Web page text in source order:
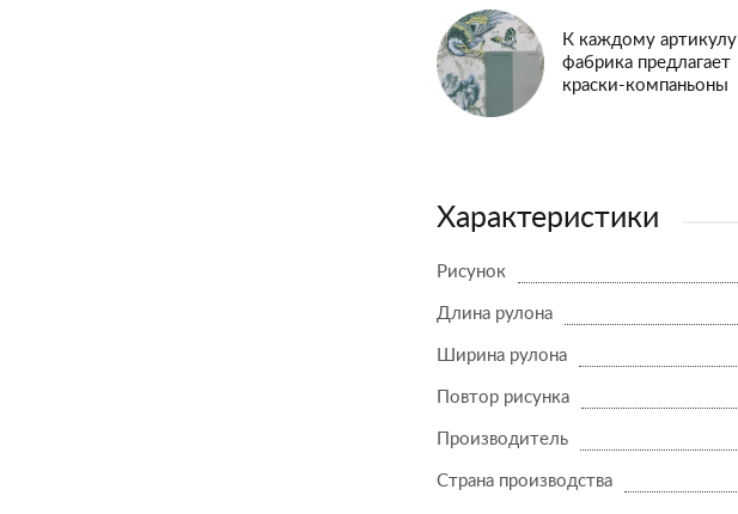
К каждому артикулу
фабрика предлагает
краски-компаньоны
Характеристики
Рисунок
Длина рулона
Ширина рулона
Повтор рисунка
Производитель
Страна производства